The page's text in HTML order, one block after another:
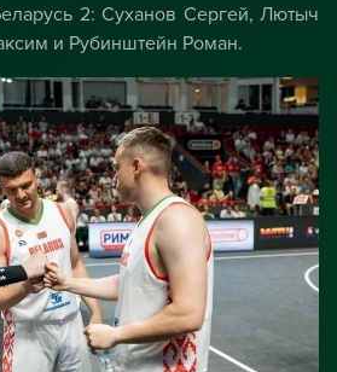
2: Суханов Сергей, Лютыч
и Рубинштейн Роман.